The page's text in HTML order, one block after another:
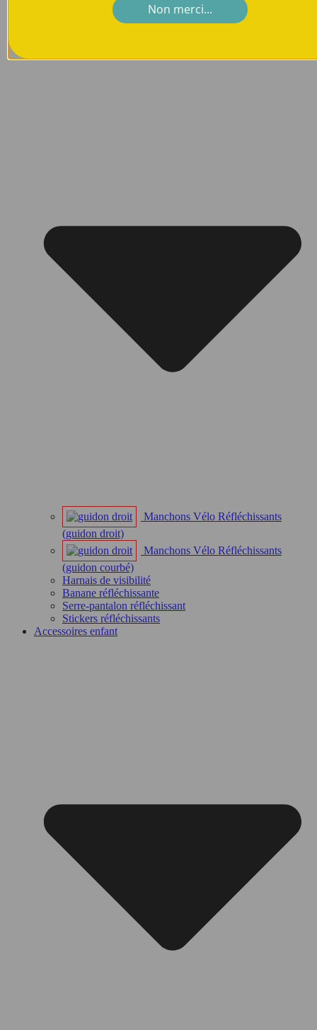
Manchons Vélo Réfléchissants
(guidon droit)
Manchons Vélo Réfléchissants
(guidon courbé)
Harnais de visibilité
Banane réfléchissante
Serre-pantalon réfléchissant
Stickers réfléchissants
Accessoires enfant
Non merci...